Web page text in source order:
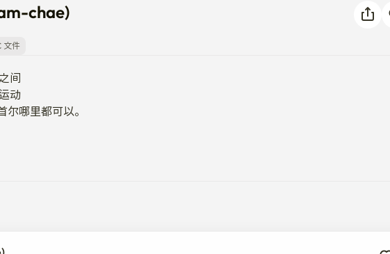
chae)
文件
间
动
哪里都可以。
。